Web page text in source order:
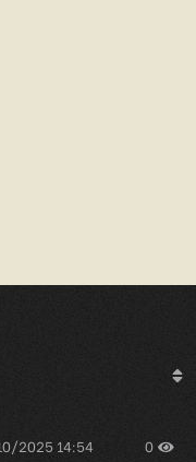
2025 14:54 0